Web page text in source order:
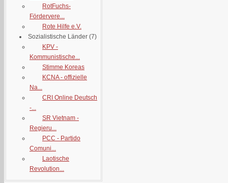
RotFuchs-
Fördervere...
Rote Hilfe e.V.
Sozialistische Länder (7)
KPV -
Kommunistische...
Stimme Koreas
KCNA - offizielle
Na...
CRI Online Deutsch
-...
SR Vietnam -
Regieru...
PCC - Partido
Comuni...
Laotische
Revolution...